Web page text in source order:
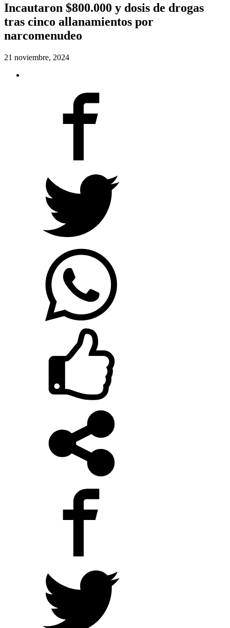
Incautaron $800.000 y dosis de drogas
tras cinco allanamientos por
narcomenudeo
21 noviembre, 2024